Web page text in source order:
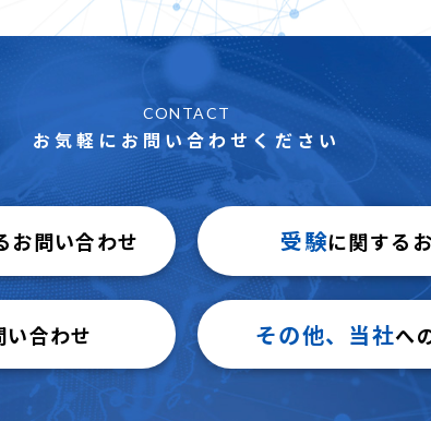
CONTACT
お気軽にお問い合わせください
お問い合わせ 受験に関する
合わせ その他、当社へ